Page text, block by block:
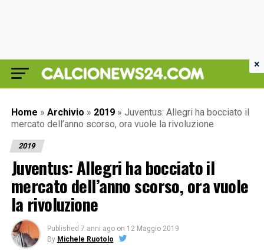
Home » Archivio » 2019 » Juventus: Allegri ha bocciato il
mercato dell’anno scorso, ora vuole la rivoluzione
2019
Juventus: Allegri ha bocciato il
mercato dell’anno scorso, ora vuole
la rivoluzione
Published 7 anni ago on 12 Maggio 2019
By Michele Ruotolo
×